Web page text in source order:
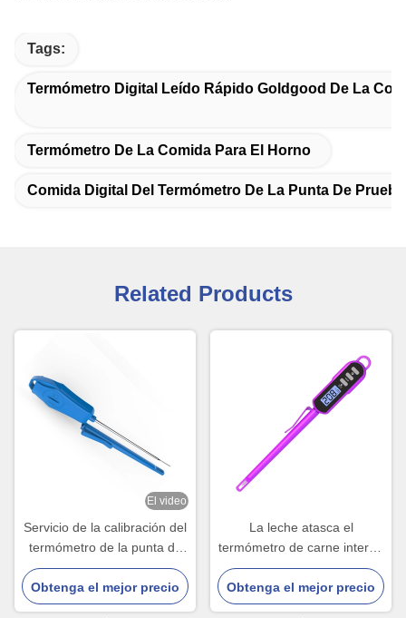
Tags:
Termómetro Digital Leído Rápido Goldgood De La
Termómetro De La Comida Para El Horno
Comida Digital Del Termómetro De La Punta De
Related Products
El video
Servicio de la calibración del
termómetro de la punta de
prueba de la comida de
Digitaces del té con la
cubierta 221m m
Obtenga el mejor precio
La leche atasca el
termómetro de carne interno
de Digitaces para asar a la
parrilla al fumador en horno
Obtenga el mejor precio